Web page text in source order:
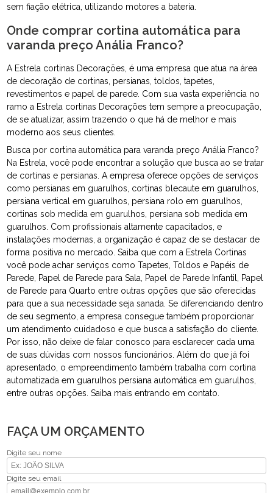
sem fiação elétrica, utilizando motores a bateria.
Onde comprar cortina automática para
varanda preço Anália Franco?
A Estrela cortinas Decorações, é uma empresa que atua na área
de decoração de cortinas, persianas, toldos, tapetes,
revestimentos e papel de parede. Com sua vasta experiência no
ramo a Estrela cortinas Decorações tem sempre a preocupação,
de se atualizar, assim trazendo o que há de melhor e mais
moderno aos seus clientes.
Busca por cortina automática para varanda preço Anália Franco?
Na Estrela, você pode encontrar a solução que busca ao se tratar
de cortinas e persianas. A empresa oferece opções de serviços
como persianas em guarulhos, cortinas blecaute em guarulhos,
persiana vertical em guarulhos, persiana rolo em guarulhos,
cortinas sob medida em guarulhos, persiana sob medida em
guarulhos. Com profissionais altamente capacitados, e
instalações modernas, a organização é capaz de se destacar de
forma positiva no mercado. Saiba que com a Estrela Cortinas
você pode achar serviços como Tapetes, Toldos e Papéis de
Parede, Papel de Parede para Sala, Papel de Parede Infantil, Papel
de Parede para Quarto entre outras opções que são oferecidas
para que a sua necessidade seja sanada. Se diferenciando dentro
de seu segmento, a empresa consegue também proporcionar
um atendimento cuidadoso e que busca a satisfação do cliente.
Por isso, não deixe de falar conosco para esclarecer cada uma
de suas dúvidas com nossos funcionários. Além do que já foi
apresentado, o empreendimento também trabalha com cortina
automatizada em guarulhos persiana automática em guarulhos,
entre outras opções. Saiba mais entrando em contato.
FAÇA UM ORÇAMENTO
Digite seu nome
Digite seu email